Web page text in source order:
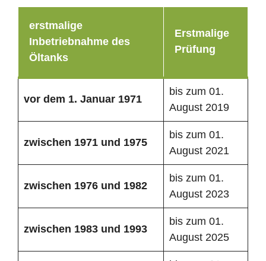
erstmalige
Inbetriebnahme des
Öltanks
Erstmalige
Prüfung
vor dem 1. Januar 1971
bis zum 01.
August 2019
zwischen 1971 und 1975
bis zum 01.
August 2021
zwischen 1976 und 1982
bis zum 01.
August 2023
zwischen 1983 und 1993
bis zum 01.
August 2025